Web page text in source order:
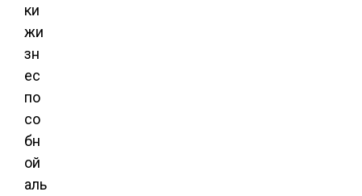
ки
жи
зн
ес
по
со
бн
ой
аль